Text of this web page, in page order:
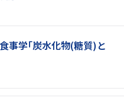
事学「炭水化物(糖質)と